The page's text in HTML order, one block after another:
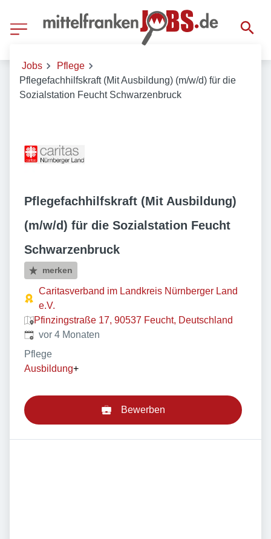
Jobs
Pflege
Pflegefachhilfskraft (Mit Ausbildung) (m/w/d) für die
Sozialstation Feucht Schwarzenbruck
Pflegefachhilfskraft (Mit Ausbildung)
(m/w/d) für die Sozialstation Feucht
Schwarzenbruck
merken
Caritasverband im Landkreis Nürnberger Land
e.V.
Pfinzingstraße 17, 90537 Feucht, Deutschland
Veröffentlicht:
vor 4 Monaten
Pflege
Ausbildung+
Bewerben